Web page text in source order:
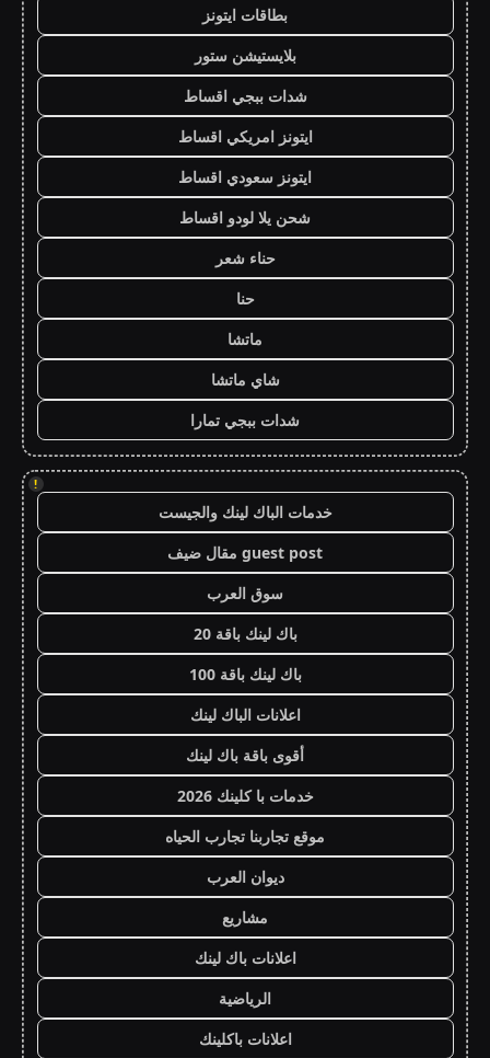
بطاقات ايتونز
بلايستيشن ستور
شدات ببجي اقساط
ايتونز امريكي اقساط
ايتونز سعودي اقساط
شحن يلا لودو اقساط
حناء شعر
حنا
ماتشا
شاي ماتشا
شدات ببجي تمارا
!
خدمات الباك لينك والجيست
guest post مقال ضيف
سوق العرب
باك لينك باقة 20
باك لينك باقة 100
اعلانات الباك لينك
أقوى باقة باك لينك
خدمات با كلينك 2026
موقع تجاربنا تجارب الحياه
ديوان العرب
مشاريع
اعلانات باك لينك
الرياضية
اعلانات باكلينك